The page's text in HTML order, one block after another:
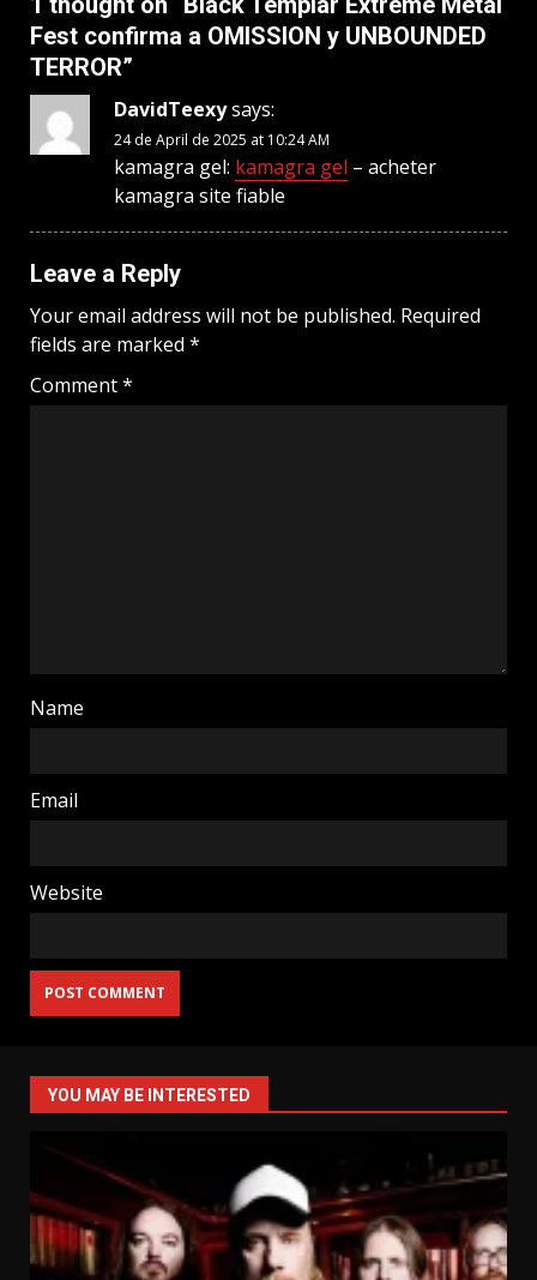
Fest confirma a OMISSION y UNBOUNDED
TERROR”
DavidTeexysays:
24 de April de 2025 at 10:24 AM
kamagra gel: kamagra gel – acheter
kamagra site fiable
Leave a Reply
Your email address will not be published. Required
fields are marked *
Comment*
Name
Email
Website
YOU MAY BE INTERESTED